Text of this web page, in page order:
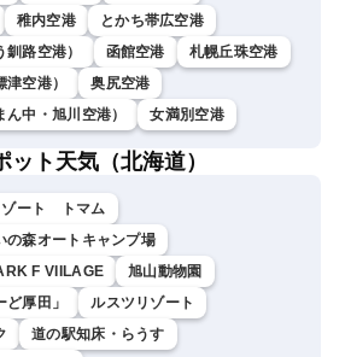
稚内空港
とかち帯広空港
路空港）
函館空港
札幌丘珠空港
空港）
奥尻空港
中・旭川空港）
女満別空港
ト天気（北海道）
ゾート トマム
の森オートキャンプ場
F VIILAGE
旭山動物園
厚田」
ルスツリゾート
道の駅知床・らうす